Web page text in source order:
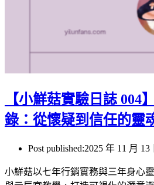
【小鮮菇實驗日誌 004
錄：從懷疑到信任的靈
Post published:2025 年 11 月 13
小鮮菇以七年行銷實務與三年身心